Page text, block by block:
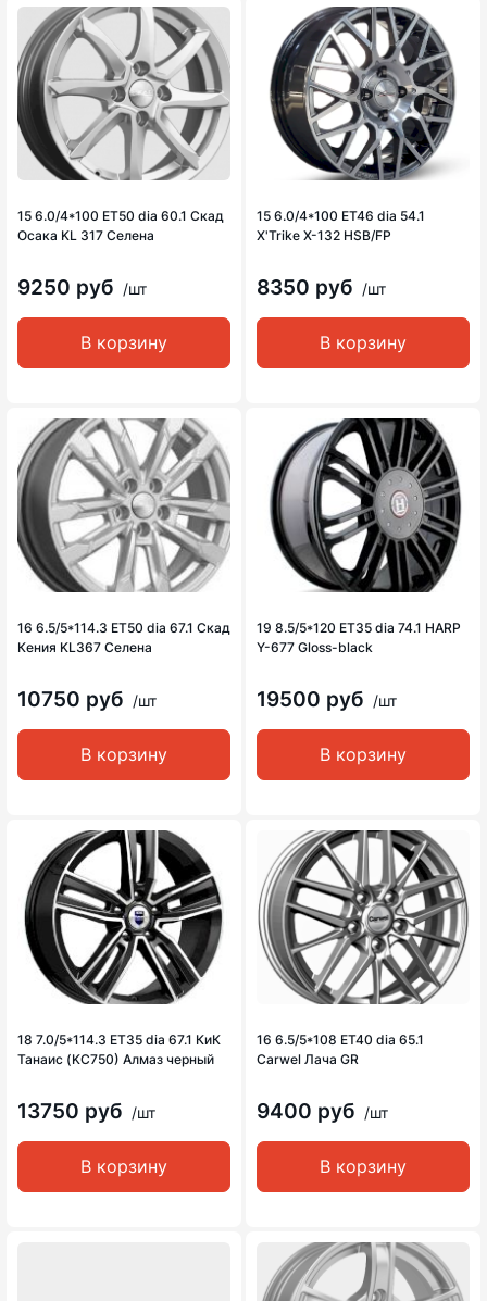
15 6.0/4*100 ET50 dia 60.1 Скад
Осака KL 317 Селена
9250 руб /шт
В корзину
15 6.0/4*100 ET46 dia 54.1
X'Trike X-132 HSB/FP
8350 руб /шт
В корзину
16 6.5/5*114.3 ET50 dia 67.1 Скад
Кения KL367 Селена
10750 руб /шт
В корзину
19 8.5/5*120 ET35 dia 74.1 HARP
Y-677 Gloss-black
19500 руб /шт
В корзину
18 7.0/5*114.3 ET35 dia 67.1 КиК
Танаис (KC750) Алмаз черный
13750 руб /шт
В корзину
16 6.5/5*108 ET40 dia 65.1
Carwel Лача GR
9400 руб /шт
В корзину